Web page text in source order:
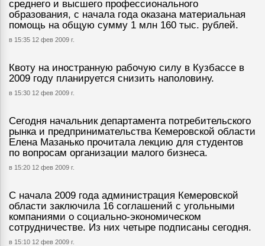
среднего и высшего профессионального
образования, с начала года оказана материальная
помощь на общую сумму 1 млн 160 тыс. рублей.
в 15:35 12 фев 2009 г.
Квоту на иностранную рабочую силу в Кузбассе в
2009 году планируется снизить наполовину.
в 15:30 12 фев 2009 г.
Сегодня начальник департамента потребительского
рынка и предпринимательства Кемеровской области
Елена Мазанько прочитала лекцию для студентов
по вопросам организации малого бизнеса.
в 15:20 12 фев 2009 г.
С начала 2009 года администрация Кемеровской
области заключила 16 соглашений с угольными
компаниями о социально-экономическом
сотрудничестве. Из них четыре подписаны сегодня.
в 15:10 12 фев 2009 г.